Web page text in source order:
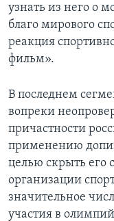
узнать из него о
благо мирового
реакция
фильм».
В последнем
вопреки
причастности
применению
целью скрыть его
организации
значительное
участия в